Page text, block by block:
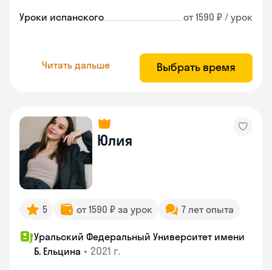
Уроки испанского от 1590 ₽ / урок
Читать дальше Выбрать время
Юлия
5 от 1590 ₽ за урок 7 лет опыта
Уральский Федеральный Университет имени
Б. Ельцина • 2021 г.